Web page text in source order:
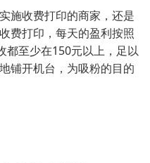
施收费打印的商家，还是
费打印，每天的盈利按照
都至少在150元以上，足以
铺开机台，为吸粉的目的